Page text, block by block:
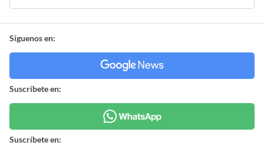
Síguenos en:
Suscríbete en:
Suscríbete en: